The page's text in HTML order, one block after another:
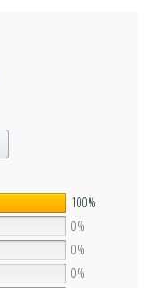
100%
0%
0%
0%